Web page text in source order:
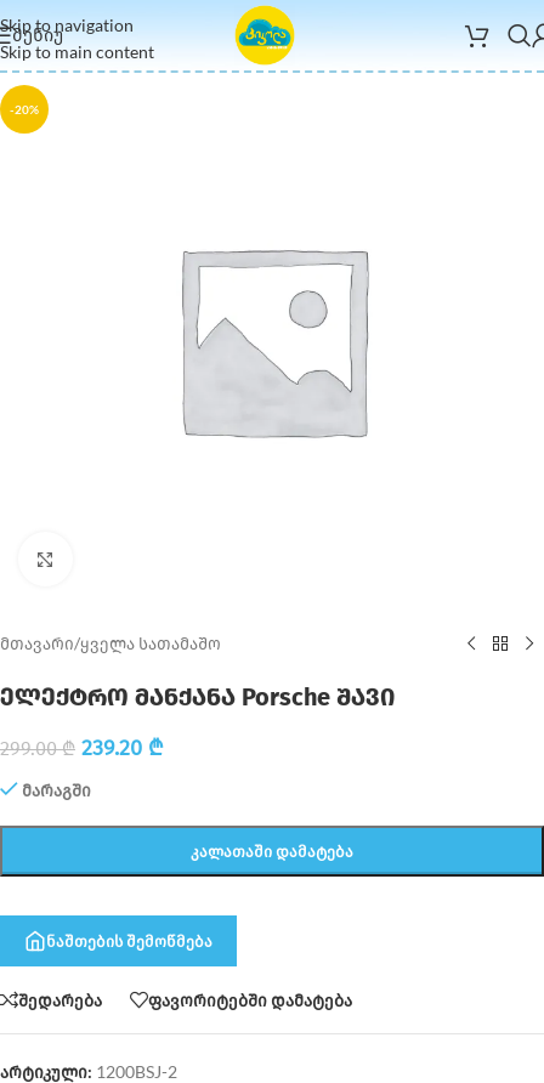
Skip to navigation
Skip to main content
ᲛᲔᲜᲘᲣ
-20%
მთავარი/ყველა სათამაშო
ელექტრო მანქანა Porsche შავი
299.00₾ 239.20 ₾
მარაგში
ᲙᲐᲚᲐᲗᲐᲨᲘ ᲓᲐᲛᲐᲢᲔᲑᲐ
ნაშთების შემოწმება
შედარება ფავორიტებში დამატება
არტიკული: 1200BSJ-2